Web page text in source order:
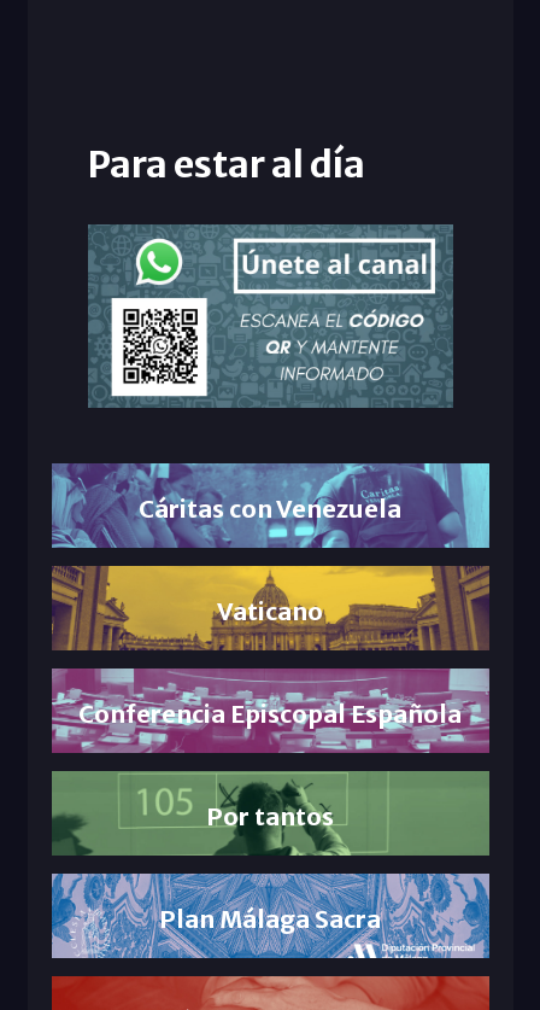
Para estar al día
Cáritas con Venezuela
Vaticano
Conferencia Episcopal Española
Por tantos
Plan Málaga Sacra